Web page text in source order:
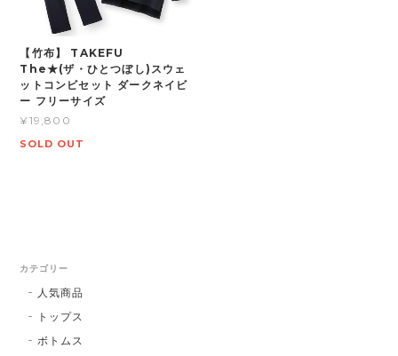
【竹布】 TAKEFU
The★(ザ・ひとつぼし)スウェ
ットコンビセット ダークネイビ
ー フリーサイズ
¥19,800
SOLD OUT
カテゴリー
人気商品
トップス
ボトムス